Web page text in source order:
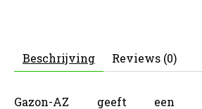
Beschrijving Reviews (0)
Gazon-AZ geeft een